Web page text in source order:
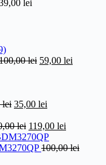
lei
lei Prețul
100,00 lei.
59,00 lei
lei.
lei Prețul
a
fost:
45,00 lei.
35,00 lei
este:
35,00 lei.
lei Prețul
inițial
a
119,00 lei
este:
100,00lei